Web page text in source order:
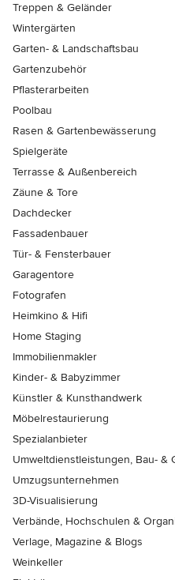
Treppen & Geländer
Wintergärten
Garten- & Landschaftsbau
Gartenzubehör
Pflasterarbeiten
Poolbau
Rasen & Gartenbewässerung
Spielgeräte
Terrasse & Außenbereich
Zäune & Tore
Dachdecker
Fassadenbauer
Tür- & Fensterbauer
Garagentore
Fotografen
Heimkino & Hifi
Home Staging
Immobilienmakler
Kinder- & Babyzimmer
Künstler & Kunsthandwerk
Möbelrestaurierung
Spezialanbieter
Umweltdienstleistungen, Bau- &
Umzugsunternehmen
3D-Visualisierung
Verbände, Hochschulen &
Verlage, Magazine & Blogs
Weinkeller